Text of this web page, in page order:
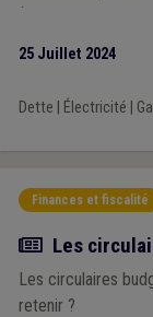
(impacts de la
conclut que des
que ceux-ci
25 Juillet 2024
Dette Électricité
Finances et fiscalité
Actualité
Les
Les circulaires
retenir ?